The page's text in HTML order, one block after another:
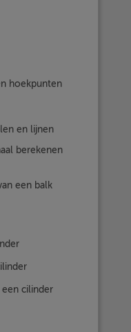
hoekpunten
en lijnen
berekenen
een balk
cilinder